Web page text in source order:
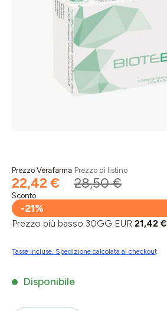
Prezzo Verafarma
22,42 €
Prezzo di listino
28,50 €
Sconto
-21%
Prezzo più basso 30GG EUR 21,42 €
Tasse incluse. Spedizione calcolata al checkout
Disponibile